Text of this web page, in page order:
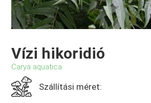
Vízi hikoridió
Carya aquatica
Szállítási méret: